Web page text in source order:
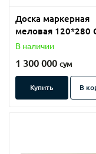
Доска маркерная
меловая 120*280
В наличии
1 300 000 сум
Купить В